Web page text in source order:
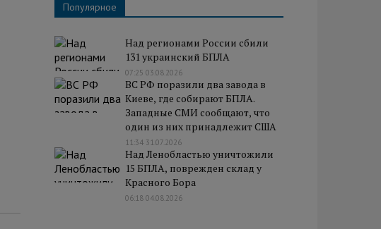
Популярное
Над регионами России сбили
131 украинский БПЛА
07:25 03.08.2026
ВС РФ поразили два завода в
Киеве, где собирают БПЛА.
Западные СМИ сообщают, что
один из них принадлежит США
11:34 31.07.2026
Над Ленобластью уничтожили
15 БПЛА, поврежден склад у
Красного Бора
06:18 04.08.2026